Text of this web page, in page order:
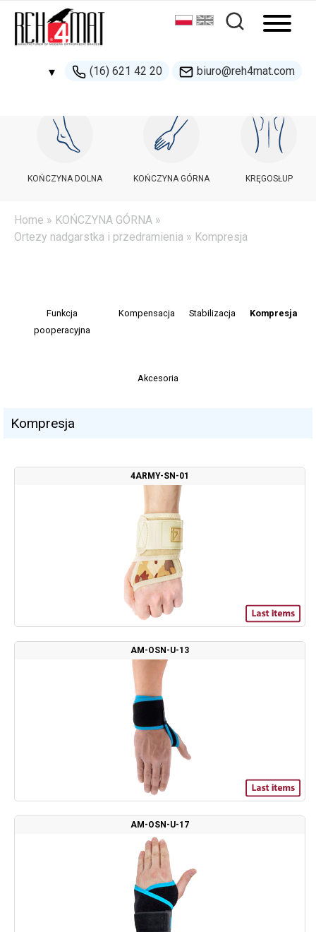
▾ (16) 621 42 20 biuro@reh4mat.com
500 132 274
handel@reh4mat.com
KOŃCZYNA DOLNA KOŃCZYNA GÓRNA KRĘGOSŁUP
Home » KOŃCZYNA GÓRNA »
Ortezy nadgarstka i przedramienia » Kompresja
Funkcja
pooperacyjna
Kompensacja Stabilizacja Kompresja
Akcesoria
Kompresja
4ARMY-SN-01
AM-OSN-U-13
AM-OSN-U-17